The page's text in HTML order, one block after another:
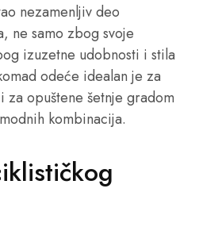
nezamenljiv deo
ne samo zbog svoje
izuzetne udobnosti i stila
odeće idealan je za
za opuštene šetnje gradom
kombinacija.